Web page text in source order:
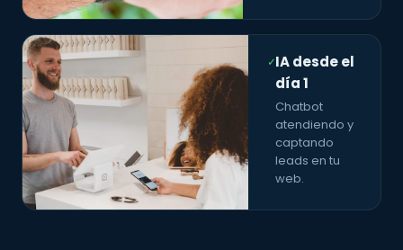
✓IA desde el
día 1
Chatbot
atendiendo y
captando
leads en tu
web.